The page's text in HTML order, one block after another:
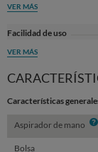
VER MÁS
Facilidad de uso
VER MÁS
Características
Aspirador de mano Info
Bolsa